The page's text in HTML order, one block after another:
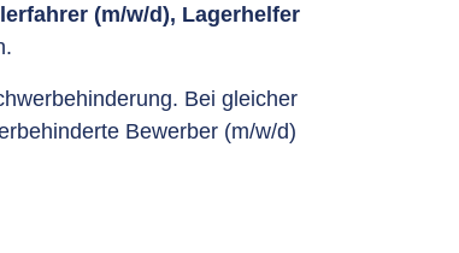
(m/w/d), Lagerhelfer
Bei gleicher
Bewerber (m/w/d)